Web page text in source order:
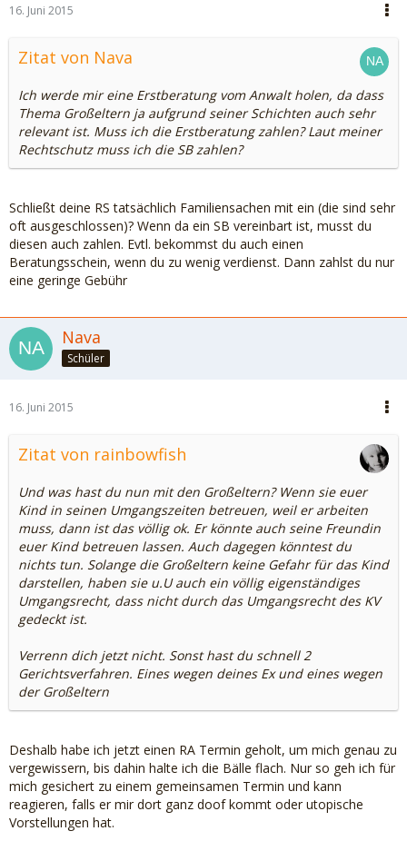
16. Juni 2015
Zitat von Nava
Ich werde mir eine Erstberatung vom Anwalt holen, da dass
Thema Großeltern ja aufgrund seiner Schichten auch sehr
relevant ist. Muss ich die Erstberatung zahlen? Laut meiner
Rechtschutz muss ich die SB zahlen?
Schließt deine RS tatsächlich Familiensachen mit ein (die sind sehr
oft ausgeschlossen)? Wenn da ein SB vereinbart ist, musst du
diesen auch zahlen. Evtl. bekommst du auch einen
Beratungsschein, wenn du zu wenig verdienst. Dann zahlst du nur
eine geringe Gebühr
Nava
Schüler
16. Juni 2015
Zitat von rainbowfish
Und was hast du nun mit den Großeltern? Wenn sie euer
Kind in seinen Umgangszeiten betreuen, weil er arbeiten
muss, dann ist das völlig ok. Er könnte auch seine Freundin
euer Kind betreuen lassen. Auch dagegen könntest du
nichts tun. Solange die Großeltern keine Gefahr für das Kind
darstellen, haben sie u.U auch ein völlig eigenständiges
Umgangsrecht, dass nicht durch das Umgangsrecht des KV
gedeckt ist.
Verrenn dich jetzt nicht. Sonst hast du schnell 2
Gerichtsverfahren. Eines wegen deines Ex und eines wegen
der Großeltern
Deshalb habe ich jetzt einen RA Termin geholt, um mich genau zu
vergewissern, bis dahin halte ich die Bälle flach. Nur so geh ich für
mich gesichert zu einem gemeinsamen Termin und kann
reagieren, falls er mir dort ganz doof kommt oder utopische
Vorstellungen hat.